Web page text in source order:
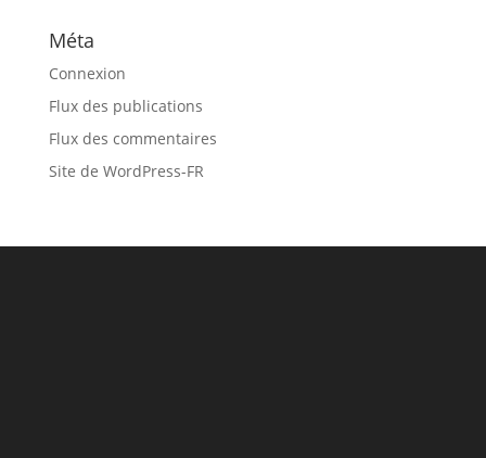
Méta
Connexion
Flux des publications
Flux des commentaires
Site de WordPress-FR